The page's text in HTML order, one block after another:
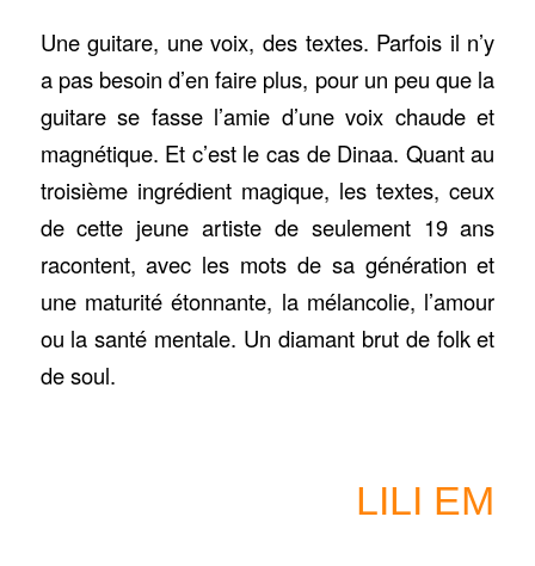
Une guitare, une voix, des textes. Parfois il n’y
a pas besoin d’en faire plus, pour un peu que la
guitare se fasse l’amie d’une voix chaude et
magnétique. Et c’est le cas de Dinaa. Quant au
troisième ingrédient magique, les textes, ceux
de cette jeune artiste de seulement 19 ans
racontent, avec les mots de sa génération et
une maturité étonnante, la mélancolie, l’amour
ou la santé mentale. Un diamant brut de folk et
de soul.
LILI EM